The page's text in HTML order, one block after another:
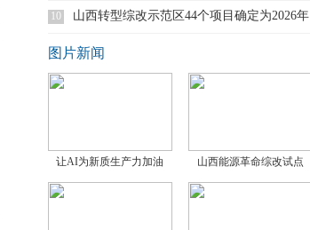
10
山西转型综改示范区44个项目确定为2026年
图片新闻
让AI为新质生产力加油 山西能源革命综改试点